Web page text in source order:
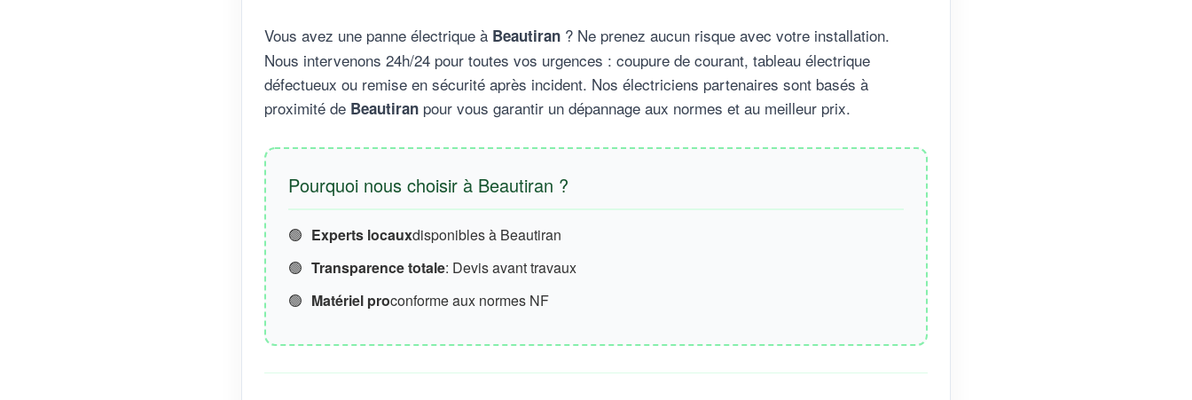
Vous avez une panne électrique à Beautiran ? Ne prenez aucun risque avec votre installation.
Nous intervenons 24h/24 pour toutes vos urgences : coupure de courant, tableau électrique
défectueux ou remise en sécurité après incident. Nos électriciens partenaires sont basés à
proximité de Beautiran pour vous garantir un dépannage aux normes et au meilleur prix.
Pourquoi nous choisir à Beautiran ?
🟢 Experts locauxdisponibles à Beautiran
🟢 Transparence totale: Devis avant travaux
🟢 Matériel proconforme aux normes NF